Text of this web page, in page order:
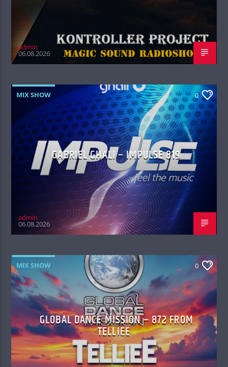
admin
06.08.2026
MIX SHOW 0
GABRIEL GHALI – IMPULSE 819
admin
06.08.2026
MIX SHOW 0
GLOBAL DANCE MISSION – 872 FROM
TELLIEE